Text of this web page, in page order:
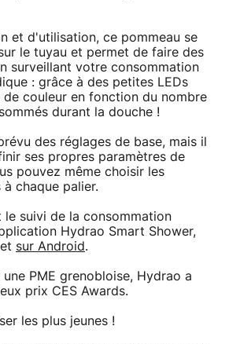
et d'utilisation, ce pommeau se
le tuyau et permet de faire des
surveillant votre consommation
: grâce à des petites LEDs
de couleur en fonction du nombre
durant la douche !
des réglages de base, mais il
ses propres paramètres de
pouvez même choisir les
chaque palier.
le suivi de la consommation
Hydrao Smart Shower,
et sur Android.
PME grenobloise, Hydrao a
prix CES Awards.
les plus jeunes !